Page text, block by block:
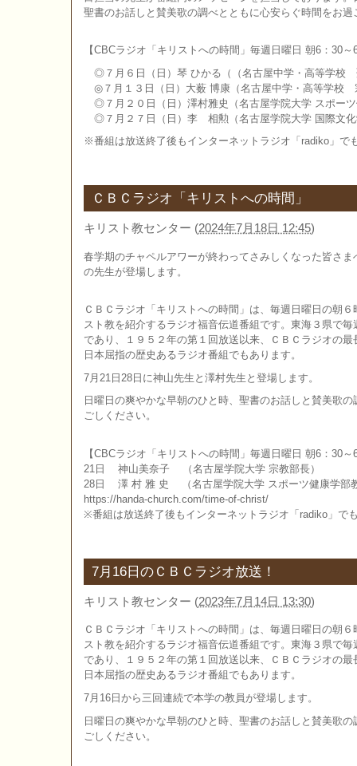
聖書のお話しと賛美歌の調べとともに心安らぐ時間をお過
【CBCラジオ「キリストへの時間」毎週日曜日 朝6：30～
◎７月６日（日）琴 ひかる（（名古屋中学・高等学校
◎７月１３日（日）大薮 博康（名古屋中学・高等学校
◎７月２０日（日）澤村雅史（名古屋学院大学 スポー
◎７月２７日（日）李 相勲（名古屋学院大学 国際文化
※番組は放送終了後もインターネットラジオ「radiko」で
ＣＢＣラジオ「キリストへの時間」
キリスト教センター (2024年7月18日 12:45)
春学期のチャペルアワーが終わってさみしくなった皆さ
の先生が登場します。
ＣＢＣラジオ「キリストへの時間」は、毎週日曜日の朝
スト教を紹介するラジオ福音伝道番組です。東海３県で
であり、１９５２年の第１回放送以来、ＣＢＣラジオの
日本屈指の歴史あるラジオ番組でもあります。
7月21日28日に神山先生と澤村先生と登場します。
日曜日の爽やかな早朝のひと時、聖書のお話しと賛美歌
ごしください。
【CBCラジオ「キリストへの時間」毎週日曜日 朝6：30～
21日 神山美奈子 （名古屋学院大学 宗教部長）
28日 澤 村 雅 史 （名古屋学院大学 スポーツ健康学部
https://handa-church.com/time-of-christ/
※番組は放送終了後もインターネットラジオ「radiko」で
7月16日のＣＢＣラジオ放送！
キリスト教センター (2023年7月14日 13:30)
ＣＢＣラジオ「キリストへの時間」は、毎週日曜日の朝
スト教を紹介するラジオ福音伝道番組です。東海３県で
であり、１９５２年の第１回放送以来、ＣＢＣラジオの
日本屈指の歴史あるラジオ番組でもあります。
7月16日から三回連続で本学の教員が登場します。
日曜日の爽やかな早朝のひと時、聖書のお話しと賛美歌
ごしください。